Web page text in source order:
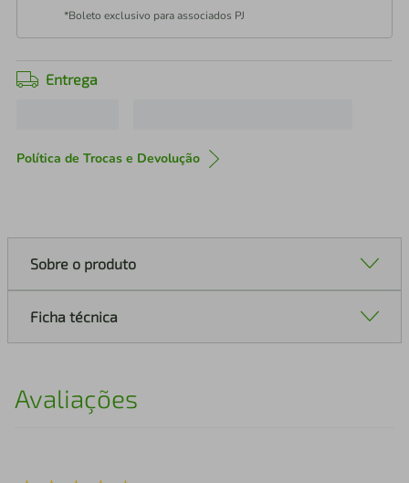
*Boleto exclusivo para associados PJ
Entrega
Política de Trocas e Devolução
Sobre o produto
Ficha técnica
Avaliações